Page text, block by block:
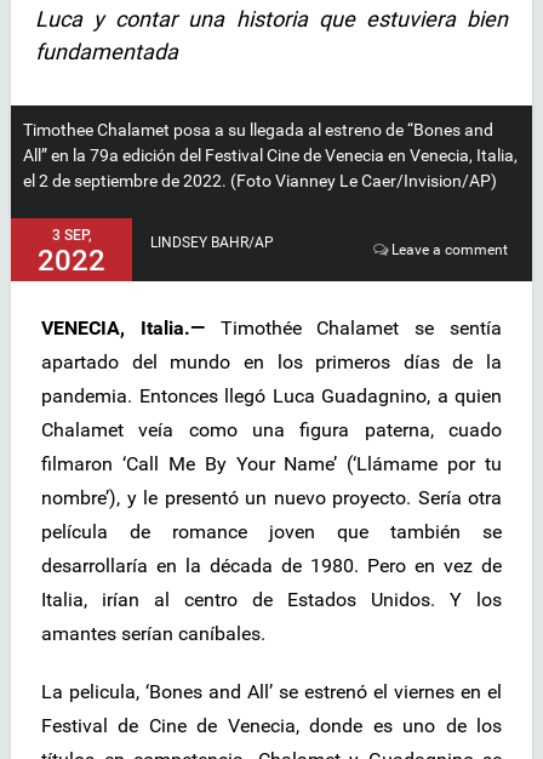
Luca y contar una historia que estuviera bien
fundamentada
Timothee Chalamet posa a su llegada al estreno de “Bones and
All” en la 79a edición del Festival Cine de Venecia en Venecia, Italia,
el 2 de septiembre de 2022. (Foto Vianney Le Caer/Invision/AP)
3 SEP,
2022
LINDSEY BAHR/AP Leave a comment
VENECIA, Italia.—Timothée Chalamet se sentía
apartado del mundo en los primeros días de la
pandemia. Entonces llegó Luca Guadagnino, a quien
Chalamet veía como una figura paterna, cuado
filmaron ‘Call Me By Your Name’ (‘Llámame por tu
nombre’), y le presentó un nuevo proyecto. Sería otra
película de romance joven que también se
desarrollaría en la década de 1980. Pero en vez de
Italia, irían al centro de Estados Unidos. Y los
amantes serían caníbales.
La pelicula, ‘Bones and All’ se estrenó el viernes en el
Festival de Cine de Venecia, donde es uno de los